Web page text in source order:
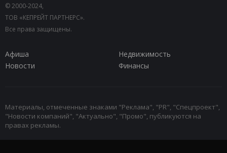
© 2000-2024,
ТОВ «КЕПРЕЙТ ПАРТНЕРС».
Все права защищены.
Афиша
Недвижимость
Новости
Финансы
Материалы, отмеченные знаками "Реклама", "PR", "Спецпроект",
"Новости компаний", "Актуально", "Промо", публикуются на
правах рекламы.